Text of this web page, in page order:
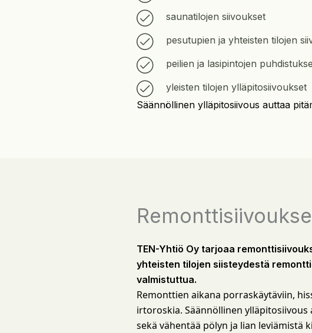
saunatilojen siivoukset
pesutupien ja yhteisten tilojen
peilien ja lasipintojen
yleisten tilojen ylläpitosiivoukset
Säännöllinen ylläpitosiivous auttaa
TEN-Yhtiö Oy tarjoaa
yhteisten tilojen siisteydestä
valmistuttua.
Remonttien aikana porraskäytäviin,
irtoroskia. Säännöllinen
sekä vähentää pölyn ja lian leviämistä